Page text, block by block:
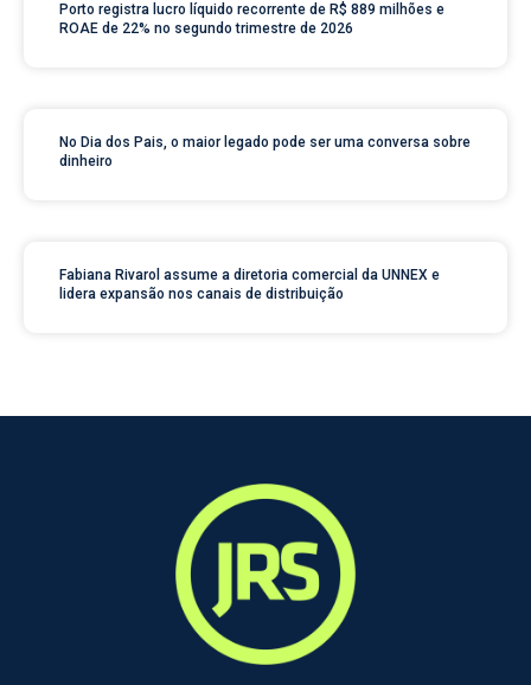
Porto registra lucro líquido recorrente de R$ 889 milhões e
ROAE de 22% no segundo trimestre de 2026
No Dia dos Pais, o maior legado pode ser uma conversa sobre
dinheiro
Fabiana Rivarol assume a diretoria comercial da UNNEX e
lidera expansão nos canais de distribuição